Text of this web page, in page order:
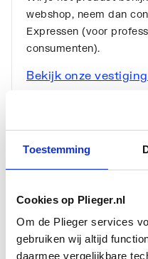
Toestemming
Cookies op Plieger.nl
Om de Plieger services
gebruiken wij altijd
daarmee vergelijkbare
webshop, neem dan
Expressen (voor
consumenten).
Bekijk onze